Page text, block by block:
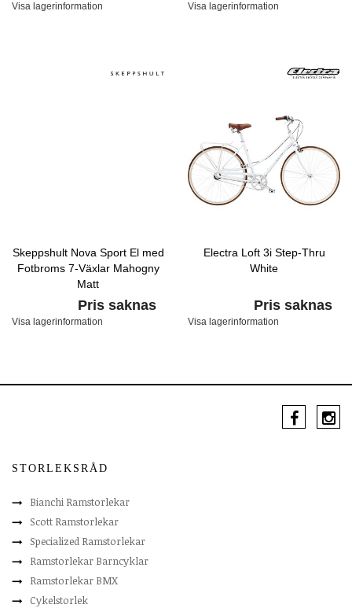
Visa lagerinformation Visa lagerinformation
Skeppshult Nova Sport El med
Fotbroms 7-Växlar Mahogny
Matt
Pris saknas
Visa lagerinformation
Electra Loft 3i Step-Thru
White
Pris saknas
Visa lagerinformation
STORLEKSRÅD
Bianchi Ramstorlekar
Scott Ramstorlekar
Specialized Ramstorlekar
Ramstorlekar Barncyklar
Ramstorlekar BMX
Cykelstorlek